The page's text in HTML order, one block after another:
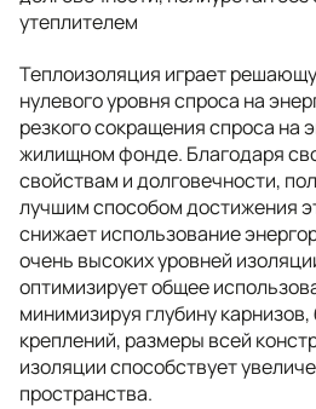
утеплителем
Теплоизоляция играет
нулевого уровня спроса на
резкого сокращения спроса
жилищном фонде. Благодаря
свойствам и долговечности,
лучшим способом достижения
снижает использование
очень высоких уровней
оптимизирует общее
минимизируя глубину
креплений, размеры всей
изоляции способствует
пространства.